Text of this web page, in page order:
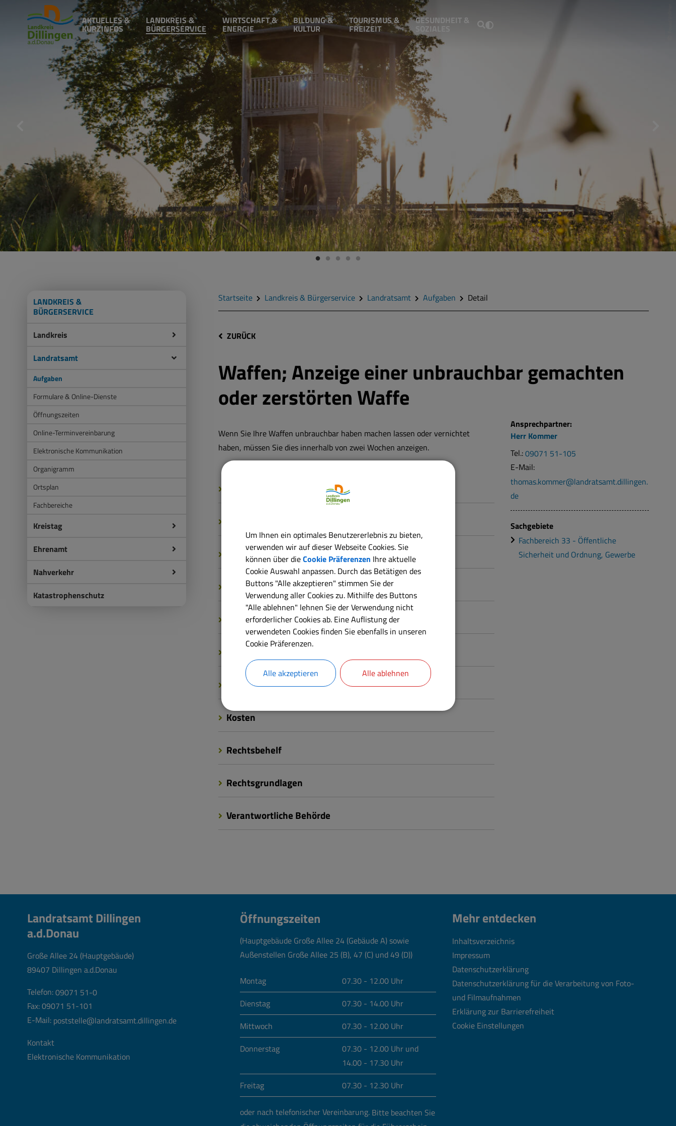
AKTUELLES &
KURZINFOS
LANDKREIS &
BÜRGERSERVICE
WIRTSCHAFT &
ENERGIE
BILDUNG &
KULTUR
TOURISMUS &
FREIZEIT
GESUNDHEIT &
SOZIALES
LANDKREIS &
BÜRGERSERVICE
Landkreis
Landratsamt
Aufgaben
Formulare & Online-Dienste
Öffnungszeiten
Online-Terminvereinbarung
Elektronische Kommunikation
Organigramm
Ortsplan
Fachbereiche
Kreistag
Ehrenamt
Nahverkehr
Katastrophenschutz
Startseite Landkreis & Bürgerservice Landratsamt Aufgaben Detail
ZURÜCK
Waffen; Anzeige einer unbrauchbar gemachten
oder zerstörten Waffe
Wenn Sie Ihre Waffen unbrauchbar haben machen lassen oder vernichtet
haben, müssen Sie dies innerhalb von zwei Wochen anzeigen.
Erforderliche Unterlagen
Verfahrensablauf
Online-Verfahren
Besondere Hinweise
Fristen
Kosten
Rechtsbehelf
Rechtsgrundlagen
Verantwortliche Behörde
Ansprechpartner:
Herr Kommer
Tel.:09071 51-105
E-Mail:
thomas.kommer@landratsamt.dillingen.
de
Sachgebiete
Fachbereich 33 - Öffentliche
Sicherheit und Ordnung, Gewerbe
Landratsamt Dillingen
a.d.Donau
Große Allee 24 (Hauptgebäude)
89407 Dillingen a.d.Donau
Telefon:09071 51-0
Fax: 09071 51-101
E-Mail: poststelle@landratsamt.dillingen.de
Kontakt
Elektronische Kommunikation
Öffnungszeiten
(Hauptgebäude Große Allee 24 (Gebäude A) sowie
Außenstellen Große Allee 25 (B), 47 (C) und 49 (D))
Montag
07.30 - 12.00 Uhr
Dienstag
07.30 - 14.00 Uhr
Mittwoch
07.30 - 12.00 Uhr
Donnerstag
07.30 - 12.00 Uhr und
14.00 - 17.30 Uhr
Freitag
07.30 - 12.30 Uhr
oder nach telefonischer Vereinbarung. Bitte beachten Sie
Mehr entdecken
Inhaltsverzeichnis
Impressum
Datenschutzerklärung
Datenschutzerklärung für die Verarbeitung von Foto-
und Filmaufnahmen
Erklärung zur Barrierefreiheit
Cookie Einstellungen
Um Ihnen ein optimales Benutzererlebnis zu bieten,
verwenden wir auf dieser Webseite Cookies. Sie
können über dieCookie Präferenzen Ihre aktuelle
Cookie Auswahl anpassen. Durch das Betätigen des
Buttons "Alle akzeptieren" stimmen Sie der
Verwendung aller Cookies zu. Mithilfe des Buttons
"Alle ablehnen" lehnen Sie der Verwendung nicht
erforderlicher Cookies ab. Eine Auflistung der
verwendeten Cookies finden Sie ebenfalls in unseren
Cookie Präferenzen.
Alle akzeptieren Alle ablehnen